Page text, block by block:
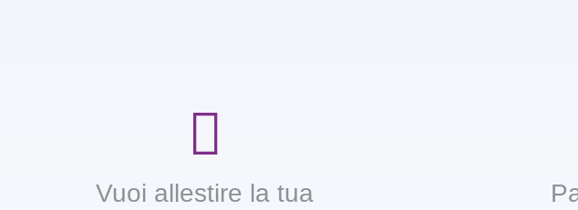
Vuoi allestire la tua